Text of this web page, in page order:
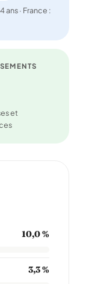
ans · France :
et
10,0 %
3,3 %